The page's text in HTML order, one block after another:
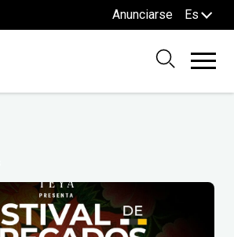
Anunciarse Es